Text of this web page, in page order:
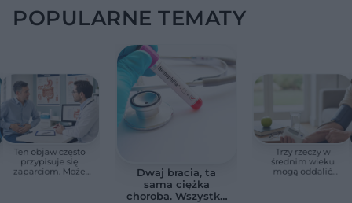
POPULARNE TEMATY
Ten objaw często
przypisuje się
zaparciom. Może
Dwaj bracia, ta
sama ciężka
choroba. Wszystko
Trzy rzeczy w
średnim wieku
mogą oddalić